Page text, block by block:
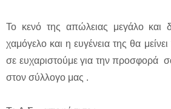
Το κενό της απώλειας μεγάλο και
χαμόγελο και η ευγένεια της θα
σε ευχαριστούμε για την προσφορά
στον σύλλογο μας .